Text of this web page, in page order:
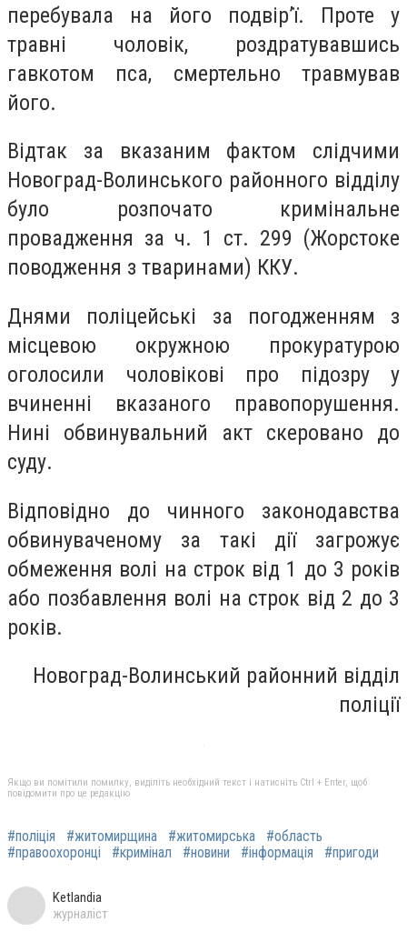
перебувала на його подвір’ї. Проте у
травні чоловік, роздратувавшись
гавкотом пса, смертельно травмував
його.
Відтак за вказаним фактом слідчими
Новоград-Волинського районного відділу
було розпочато кримінальне
провадження за ч. 1 ст. 299 (Жорстоке
поводження з тваринами) ККУ.
Днями поліцейські за погодженням з
місцевою окружною прокуратурою
оголосили чоловікові про підозру у
вчиненні вказаного правопорушення.
Нині обвинувальний акт скеровано до
суду.
Відповідно до чинного законодавства
обвинуваченому за такі дії загрожує
обмеження волі на строк від 1 до 3 років
або позбавлення волі на строк від 2 до 3
років.
Новоград-Волинський районний відділ
поліції
Якщо ви помітили помилку, виділіть необхідний текст і натисніть Ctrl + Enter, щоб
повідомити про це редакцію
#поліція #житомирщина #житомирська
#область
#правоохоронці
#кримінал #новини #інформація #пригоди
Ketlandia
журналіст